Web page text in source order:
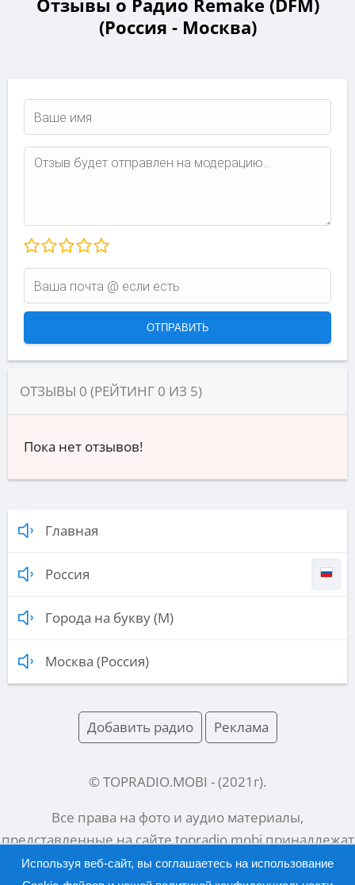
(Россия - Москва)
ОТЗЫВЫ 0 (РЕЙТИНГ 0 ИЗ 5)
Пока нет отзывов!
Главная
Россия
Города на букву (М)
Москва (Россия)
Добавить радио Реклама
© TOPRADIO.MOBI - (2021 г).
Все права на фото и аудио материалы,
представленные на сайтеtopradio.mobiпринадлежат
их законным владельцам.
Используя веб-сайт, вы соглашаетесь на использование